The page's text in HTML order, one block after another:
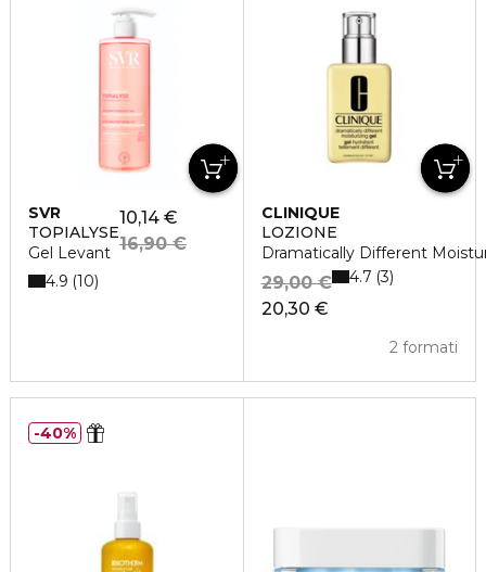
SVR
TOPIALYSE
Gel Levant
10,14 €
16,90 €
4.9 10
CLINIQUE
LOZIONE
Dramatically Different
20,30 €
29,00 €
2 formati
4.7 3
40%